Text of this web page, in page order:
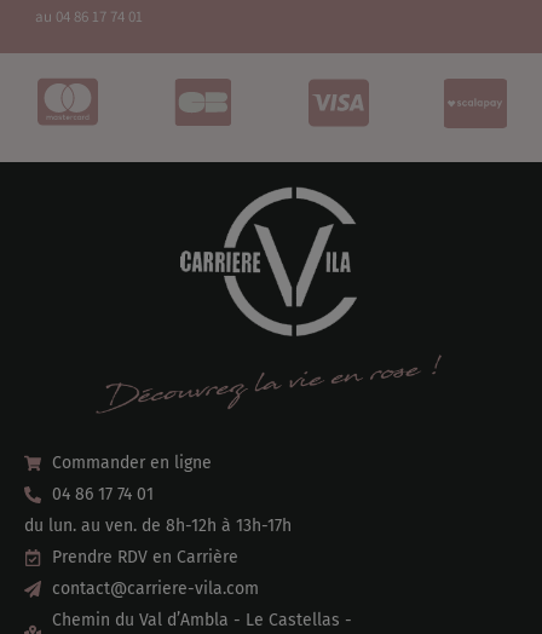
au 04 86 17 74 01
Commander en ligne
04 86 17 74 01
du lun. au ven. de 8h-12h à 13h-17h
Prendre RDV en Carrière
contact@carriere-vila.com
Chemin du Val d’Ambla - Le Castellas -